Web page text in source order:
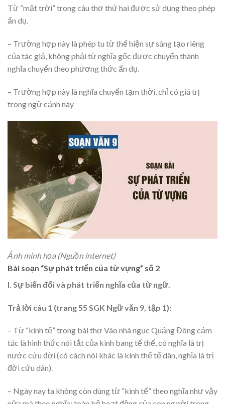
Từ “mặt trời” trong câu thơ thứ hai được sử dụng theo phép
ẩn dụ.
– Trường hợp này là phép tu từ thể hiện sự sáng tạo riêng
của tác giả, không phải từ nghĩa gốc được chuyển thành
nghĩa chuyển theo phương thức ẩn dụ.
– Trường hợp này là nghĩa chuyển tạm thời, chỉ có giá trị
trong ngữ cảnh này
Ảnh minh họa (Nguồn internet)
Bài soạn “Sự phát triển của từ vựng” số 2
I. Sự biến đổi và phát triển nghĩa của từ ngữ.
Trả lời câu 1 (trang 55 SGK Ngữ văn 9, tập 1):
– Từ “kinh tế” trong bài thơ Vào nhà ngục Quảng Đông cảm
tác là hình thức nói tắt của kinh bang tế thế, có nghĩa là trị
nước cứu đời (có cách nói khác là kinh thế tế dân, nghĩa là trị
đời cứu dân).
– Ngày nay ta không còn dùng từ “kinh tế” theo nghĩa như vậy